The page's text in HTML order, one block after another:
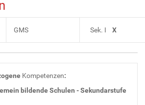
GMS Sek. I X
Kompetenzen:
bildende Schulen - Sekundarstufe